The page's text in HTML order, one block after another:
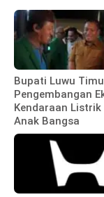
Bupati Luwu
Pengembangan
Kendaraan Listrik
Anak Bangsa